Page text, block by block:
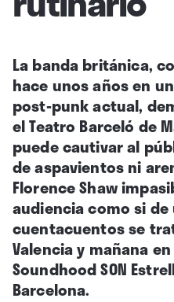
La banda británica,
hace unos años en
post-punk actual,
el Teatro Barceló de
puede cautivar al
de aspavientos ni
Florence Shaw
audiencia como si de
cuentacuentos se
Valencia y mañana
Soundhood SON
Barcelona.